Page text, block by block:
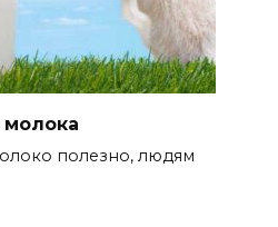
молока
полезно, людям